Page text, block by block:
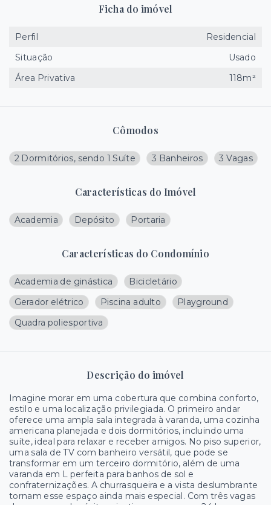
Cômodos
2 Dormitórios, sendo 1 Suíte 3 Banheiros 3 Vagas
Características do Imóvel
Academia Depósito Portaria
Características do Condomínio
Academia de ginástica
Bicicletário
Gerador elétrico
Piscina adulto
Playground
Quadra poliesportiva
Descrição do imóvel
Imagine morar em uma cobertura que combina conforto,
estilo e uma localização privilegiada. O primeiro andar
oferece uma ampla sala integrada à varanda, uma cozinha
americana planejada e dois dormitórios, incluindo uma
suíte, ideal para relaxar e receber amigos. No piso superior,
uma sala de TV com banheiro versátil, que pode se
transformar em um terceiro dormitório, além de uma
varanda em L perfeita para banhos de sol e
confraternizações. A churrasqueira e a vista deslumbrante
tornam esse espaço ainda mais especial. Com três vagas
Ficha do imóvel
Perfil
Residencial
Situação
Usado
Área Privativa
118m²